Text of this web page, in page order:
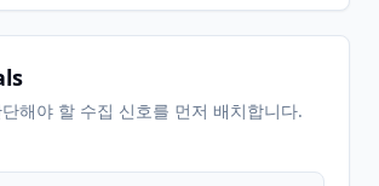
해야 할 수집 신호를 먼저 배치합니다.